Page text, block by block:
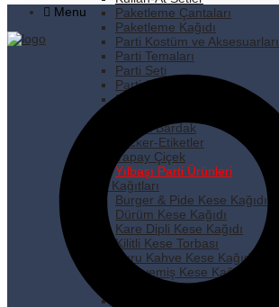
Paketleme Çantaları
Paketleme Kağıdı
Parti Kostüm ve Aksesuarları
Parti Temaları
Parti Seti
Parti Süsleri
Pipet
Plastik Bardak
Sticker-Etiketler
Yapay Çiçek
Yılbaşı Parti Ürünleri
Kese Kağıtları
Burger & Pide Kese Kağıdı
Dürüm Kese Kağıdı
Kare Dipli Kese Kağıdı
Kilitli Kese Torbası
Kuru Kahve Kese Kağıdı
Kuruyemiş Kese Kağıdı
Pastane Kese Kağıdı
Menu